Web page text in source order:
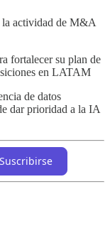
la actividad de M&A
fortalecer su plan de
en LATAM
de datos
dar prioridad a la IA
Suscribirse